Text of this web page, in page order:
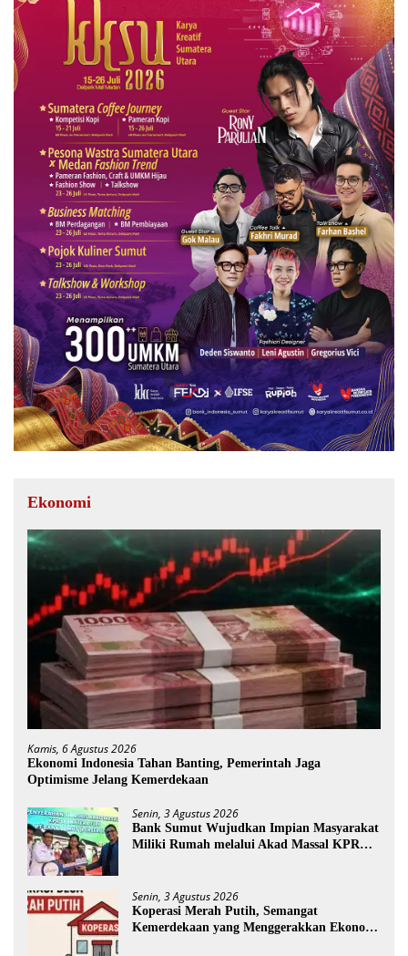
Ekonomi
Kamis, 6 Agustus 2026
Ekonomi Indonesia Tahan Banting, Pemerintah Jaga
Optimisme Jelang Kemerdekaan
Senin, 3 Agustus 2026
Bank Sumut Wujudkan Impian Masyarakat
Miliki Rumah melalui Akad Massal KPR
Senin, 3 Agustus 2026
Koperasi Merah Putih, Semangat
Kemerdekaan yang Menggerakkan Ekonomi